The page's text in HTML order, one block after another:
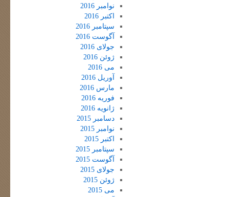
نوامبر 2016
اکتبر 2016
سپتامبر 2016
آگوست 2016
جولای 2016
ژوئن 2016
می 2016
آوریل 2016
مارس 2016
فوریه 2016
ژانویه 2016
دسامبر 2015
نوامبر 2015
اکتبر 2015
سپتامبر 2015
آگوست 2015
جولای 2015
ژوئن 2015
می 2015